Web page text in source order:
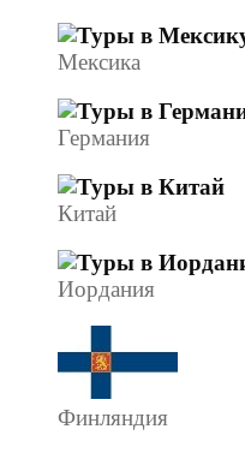
Мексика
Германия
Китай
Иордания
Финляндия